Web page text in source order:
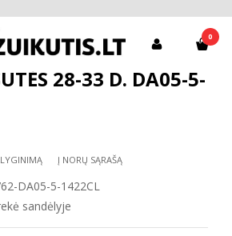
0
D.D.Step batai mergaitėms
5-1422CL
28-33 D. DA05-5-
Į NORŲ SĄRAŠĄ
DA05-5-1422CL
sandėlyje